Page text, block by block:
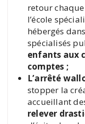
retour
l’école
hébergés
spécialisés
enfants aux
comptes ;
L’arrêté
stopper la
accueillant
relever